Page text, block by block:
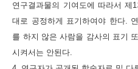
연구결과물의 기여도에 따라서 제
대로 공정하게 표기하여야 한다.
를 하지 않은 사람을 감사의 표기
시켜서는 안된다.